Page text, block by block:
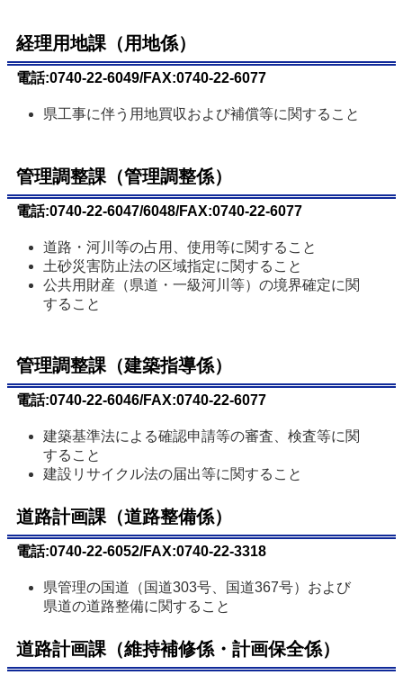
経理用地課（用地係）
電話:0740-22-6049/FAX:0740-22-6077
県工事に伴う用地買収および補償等に関すること
管理調整課（管理調整係）
電話:0740-22-6047/6048/FAX:0740-22-6077
道路・河川等の占用、使用等に関すること
土砂災害防止法の区域指定に関すること
公共用財産（県道・一級河川等）の境界確定に関
すること
管理調整課（建築指導係）
電話:0740-22-6046/FAX:0740-22-6077
建築基準法による確認申請等の審査、検査等に関
すること
建設リサイクル法の届出等に関すること
道路計画課（道路整備係）
電話:0740-22-6052/FAX:0740-22-3318
県管理の国道（国道303号、国道367号）および
県道の道路整備に関すること
道路計画課（維持補修係・計画保全係）